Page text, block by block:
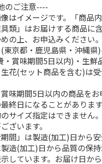
円
料・税込)
4,680円
(送料・税込)
のご注意----
はイメージです。「商品
類」はお届けする商品に
の上、お申込みください。
京都・鹿児島県・沖縄県
・賞味期間5日以内)・生鮮
花(セット商品を含む)は
味期間5日以内の商品を
終日になることがありま
サイズ指定はできません
ざいます。
間」は製造(加工)日から
造(加工)日から品質の保
しています。お届け日か